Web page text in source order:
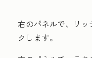
右のパネルで、 リ
クします。